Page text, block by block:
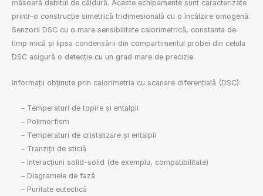
măsoară debitul de căldură. Aceste echipamente sunt caracterizate
printr-o construcție simetrică tridimesională cu o încălzire omogenă.
Senzorii DSC cu o mare sensibilitate calorimetrică, constanta de
timp mică și lipsa condensării din compartimentul probei din celula
DSC asigură o detecție cu un grad mare de precizie.
Informații obținute prin calorimetria cu scanare diferențială (DSC):
– Temperaturi de topire și entalpii
– Polimorfism
– Temperaturi de cristalizare și entalpii
– Tranziții de sticlă
– Interacțiuni solid-solid (de exemplu, compatibilitate)
– Diagramele de fază
– Puritate eutectică